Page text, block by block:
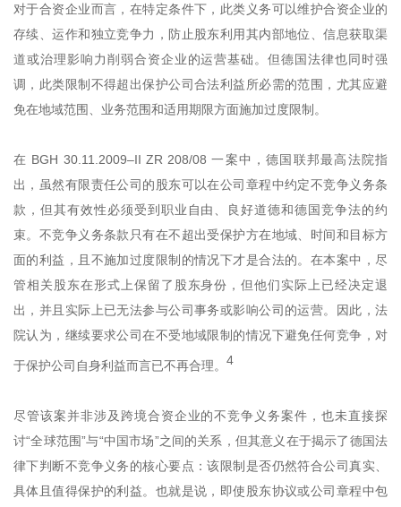
对于合资企业而言，在特定条件下，此类义务可以维护合资企业的
存续、运作和独立竞争力，防止股东利用其内部地位、信息获取渠
道或治理影响力削弱合资企业的运营基础。但德国法律也同时强
调，此类限制不得超出保护公司合法利益所必需的范围，尤其应避
免在地域范围、业务范围和适用期限方面施加过度限制。
在 BGH 30.11.2009–II ZR 208/08 一案中，德国联邦最高法院指
出，虽然有限责任公司的股东可以在公司章程中约定不竞争义务条
款，但其有效性必须受到职业自由、良好道德和德国竞争法的约
束。不竞争义务条款只有在不超出受保护方在地域、时间和目标方
面的利益，且不施加过度限制的情况下才是合法的。在本案中，尽
管相关股东在形式上保留了股东身份，但他们实际上已经决定退
出，并且实际上已无法参与公司事务或影响公司的运营。因此，法
院认为，继续要求公司在不受地域限制的情况下避免任何竞争，对
于保护公司自身利益而言已不再合理。 4
尽管该案并非涉及跨境合资企业的不竞争义务案件，也未直接探
讨“全球范围”与“中国市场”之间的关系，但其意义在于揭示了德国法
律下判断不竞争义务的核心要点：该限制是否仍然符合公司真实、
具体且值得保护的利益。也就是说，即使股东协议或公司章程中包